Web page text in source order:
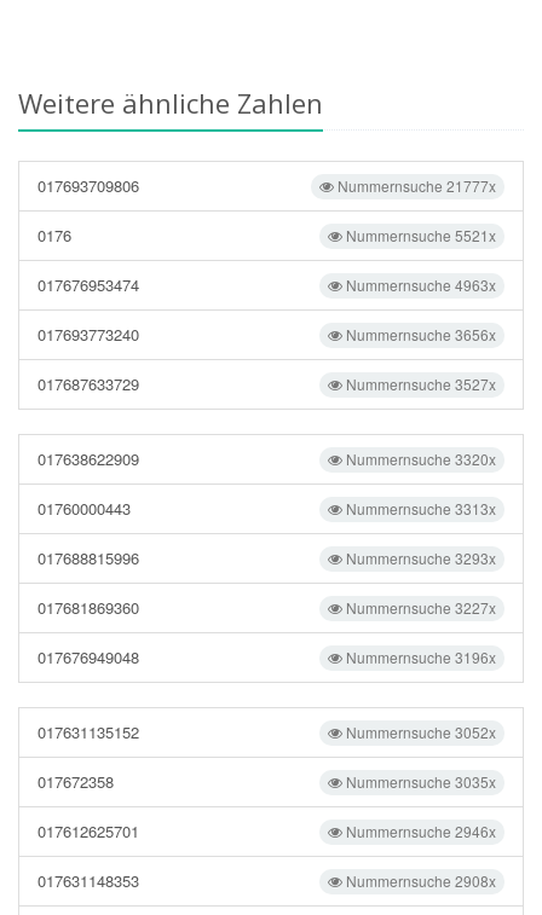
Weitere ähnliche Zahlen
Nummernsuche 21777x
017693709806
Nummernsuche 5521x
0176
Nummernsuche 4963x
017676953474
Nummernsuche 3656x
017693773240
Nummernsuche 3527x
017687633729
Nummernsuche 3320x
017638622909
Nummernsuche 3313x
01760000443
Nummernsuche 3293x
017688815996
Nummernsuche 3227x
017681869360
Nummernsuche 3196x
017676949048
Nummernsuche 3052x
017631135152
Nummernsuche 3035x
017672358
Nummernsuche 2946x
017612625701
Nummernsuche 2908x
017631148353